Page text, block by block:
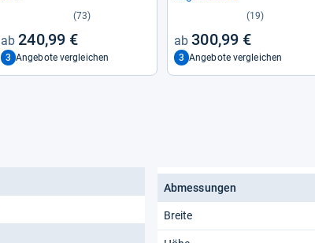
(73)
240,99 €
3 Angebote vergleichen
(19)
300,99 €
3 Angebote vergleichen
Abmessungen
Breite